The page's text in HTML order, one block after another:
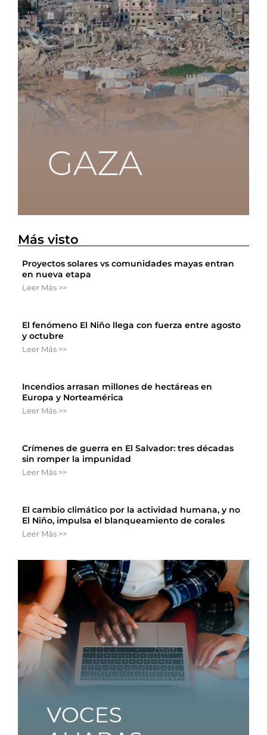
Más visto
Proyectos solares vs comunidades mayas entran
en nueva etapa
Leer Más >>
El fenómeno El Niño llega con fuerza entre agosto
y octubre
Leer Más >>
Incendios arrasan millones de hectáreas en
Europa y Norteamérica
Leer Más >>
Crímenes de guerra en El Salvador: tres décadas
sin romper la impunidad
Leer Más >>
El cambio climático por la actividad humana, y no
El Niño, impulsa el blanqueamiento de corales
Leer Más >>